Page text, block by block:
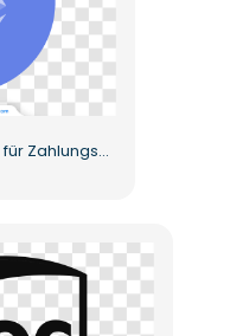
Ethereum-Logo-Symbol für Zahlungsmethode Kostenloses PNG